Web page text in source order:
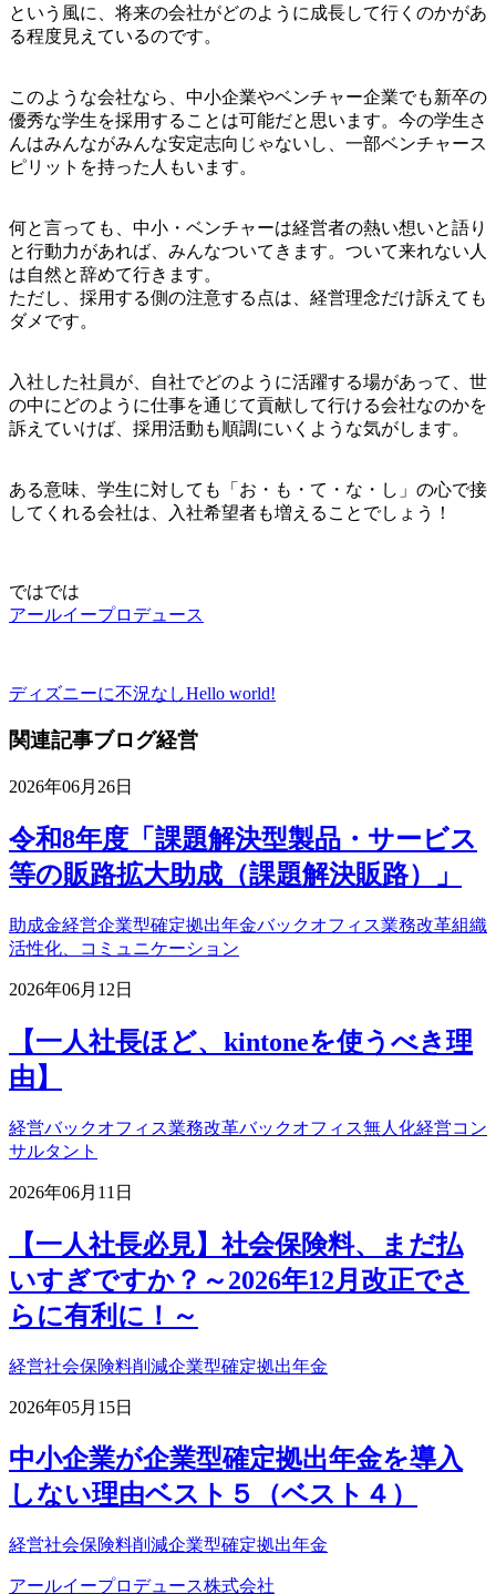
という風に、将来の会社がどのように成長して行くのかがあ
る程度見えているのです。
このような会社なら、中小企業やベンチャー企業でも新卒の
優秀な学生を採用することは可能だと思います。今の学生さ
んはみんながみんな安定志向じゃないし、一部ベンチャース
ピリットを持った人もいます。
何と言っても、中小・ベンチャーは経営者の熱い想いと語り
と行動力があれば、みんなついてきます。ついて来れない人
は自然と辞めて行きます。
ただし、採用する側の注意する点は、経営理念だけ訴えても
ダメです。
入社した社員が、自社でどのように活躍する場があって、世
の中にどのように仕事を通じて貢献して行ける会社なのかを
訴えていけば、採用活動も順調にいくような気がします。
ある意味、学生に対しても「お・も・て・な・し」の心で接
してくれる会社は、入社希望者も増えることでしょう！
ではでは
アールイープロデュース
ディズニーに不況なしHello world!
関連記事ブログ経営
2026年06月26日
令和8年度「課題解決型製品・サービス
等の販路拡大助成（課題解決販路）」
助成金経営企業型確定拠出年金バックオフィス業務改革組織
活性化、コミュニケーション
2026年06月12日
【一人社長ほど、kintoneを使うべき理
由】
経営バックオフィス業務改革バックオフィス無人化経営コン
サルタント
2026年06月11日
【一人社長必見】社会保険料、まだ払
いすぎですか？～2026年12月改正でさ
らに有利に！～
経営社会保険料削減企業型確定拠出年金
2026年05月15日
中小企業が企業型確定拠出年金を導入
しない理由ベスト５（ベスト４）
経営社会保険料削減企業型確定拠出年金
アールイープロデュース株式会社